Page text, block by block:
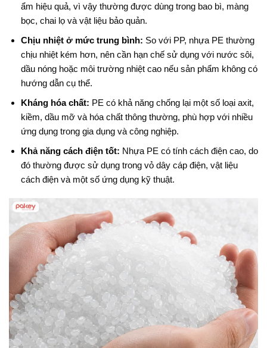
ẩm hiệu quả, vì vậy thường được dùng trong bao bì, màng
bọc, chai lọ và vật liệu bảo quản.
Chịu nhiệt ở mức trung bình: So với PP, nhựa PE thường
chịu nhiệt kém hơn, nên cần hạn chế sử dụng với nước sôi,
dầu nóng hoặc môi trường nhiệt cao nếu sản phẩm không có
hướng dẫn cụ thể.
Kháng hóa chất: PE có khả năng chống lại một số loại axit,
kiềm, dầu mỡ và hóa chất thông thường, phù hợp với nhiều
ứng dụng trong gia dụng và công nghiệp.
Khả năng cách điện tốt: Nhựa PE có tính cách điện cao, do
đó thường được sử dụng trong vỏ dây cáp điện, vật liệu
cách điện và một số ứng dụng kỹ thuật.